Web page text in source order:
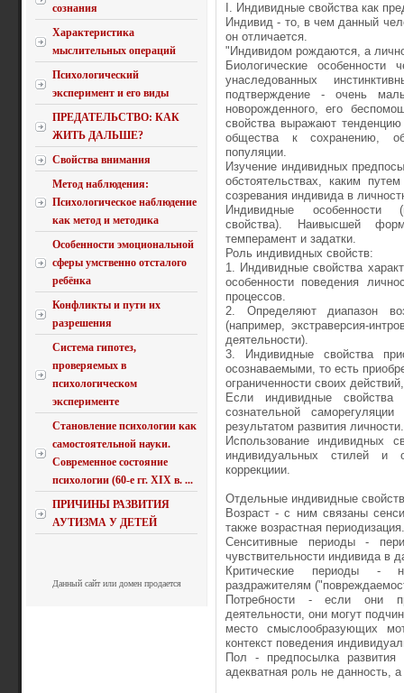
сознания
Характеристика
мыслительных операций
Психологический
эксперимент и его виды
ПРЕДАТЕЛЬСТВО: КАК
ЖИТЬ ДАЛЬШЕ?
Свойства внимания
Метод наблюдения:
Психологическое наблюдение
как метод и методика
Особенности эмоциональной
сферы умственно отсталого
ребёнка
Конфликты и пути их
разрешения
Система гипотез,
проверяемых в
психологическом
эксперименте
Становление психологии как
самостоятельной науки.
Современное состояние
психологии (60-е гг. XIX в. ...
ПРИЧИНЫ РАЗВИТИЯ
АУТИЗМА У ДЕТЕЙ
Данный сайт или домен продается
I. Индивидные свойства как
Индивид - то, в чем данный
он отличается.
"Индивидом рождаются, а
Биологические
унаследованных
подтверждение - очень
новорожденного, его
свойства выражают
общества к сохранению,
популяции.
Изучение индивидных
обстоятельствах, каким
созревания индивида в
Индивидные особенности
свойства). Наивысшей
темперамент и задатки.
Роль индивидных свойств:
1. Индивидные свойства
особенности поведения
процессов.
2. Определяют диапазон
(например, экстраверсия-
деятельности).
3. Индивидные свойства
осознаваемыми, то есть
ограниченности своих
Если индивидные свойства
сознательной
результатом развития личности.
Использование индивидных
индивидуальных стилей и
коррекциии.
Отдельные индивидные
Возраст - с ним связаны
также возрастная периодизация.
Сенситивные периоды -
чувствительности индивида в
Критические периоды -
раздражителям
Потребности - если они
деятельности, они могут
место смыслообразующих
контекст поведения
Пол - предпосылка развития
адекватная роль не данность, а